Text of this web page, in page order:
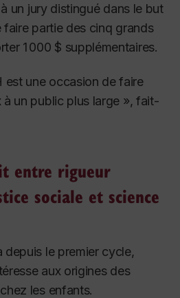
un jury distingué dans le but
faire partie des cinq grands
1 000 $ supplémentaires.
est une occasion de faire
un public plus large », fait-
entre rigueur
sociale et science
depuis le premier cycle,
aux origines des
les enfants.